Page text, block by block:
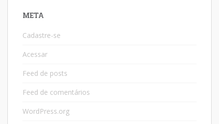
META
Cadastre-se
Acessar
Feed de posts
Feed de comentários
WordPress.org